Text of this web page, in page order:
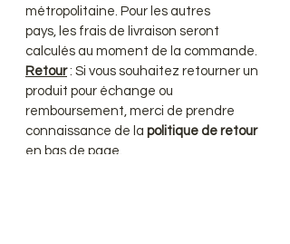
métropolitaine. Pour les autres
pays, les frais de livraison seront
calculés au moment de la commande.
Retour: Si vous souhaitez retourner un
produit pour échange ou
remboursement, merci de prendre
connaissance de la politique de retour
en bas de page.